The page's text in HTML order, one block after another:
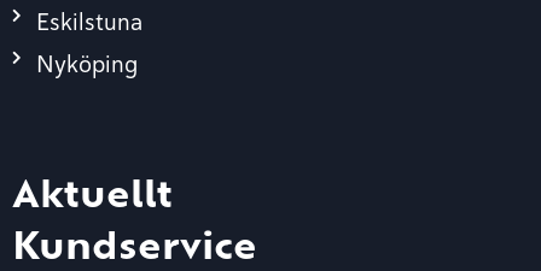
Eskilstuna
Nyköping
Aktuellt
Kundservice